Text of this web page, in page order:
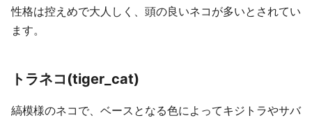
性格は控えめで大人しく、頭の良いネコが多いとされてい
ます。
トラネコ(tiger_cat)
縞模様のネコで、ベースとなる色によってキジトラやサバ